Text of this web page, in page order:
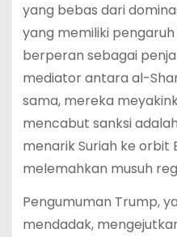
yang bebas dari
yang memiliki
berperan sebagai
mediator antara al-
sama, mereka
mencabut sanksi
menarik Suriah ke orbit
melemahkan musuh
Pengumuman Trump,
mendadak,